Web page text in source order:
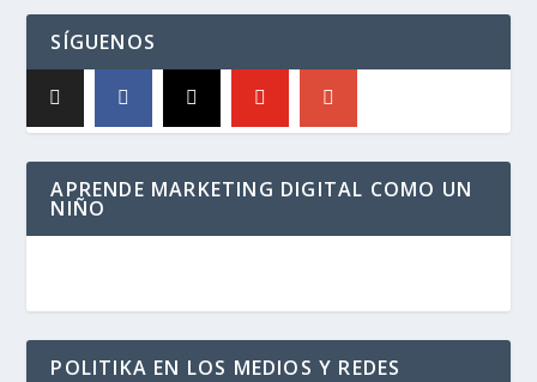
SÍGUENOS
APRENDE MARKETING DIGITAL COMO UN
NIÑO
POLITIKA EN LOS MEDIOS Y REDES